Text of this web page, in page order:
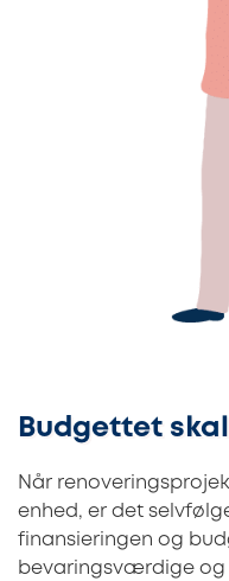
Budgettet
Når
enhed, er det
finansieringen og
bevaringsværdige og